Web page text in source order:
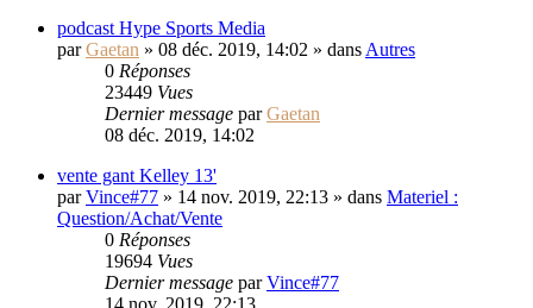
podcast Hype Sports Media
parGaetan » 08 déc. 2019, 14:02 » dansAutres
0 Réponses
23449 Vues
Dernier message parGaetan
08 déc. 2019, 14:02
vente gant Kelley 13'
parVince#77 » 14 nov. 2019, 22:13 » dans Materiel :
Question/Achat/Vente
0 Réponses
19694 Vues
Dernier message parVince#77